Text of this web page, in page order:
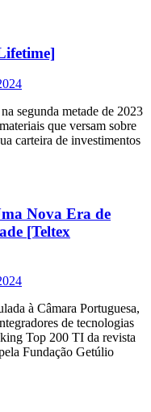
segunda metade de 2023
que versam sobre
carteira de investimentos
Nova Era de
[Teltex
à Câmara Portuguesa,
de tecnologias
Top 200 TI da revista
Fundação Getúlio